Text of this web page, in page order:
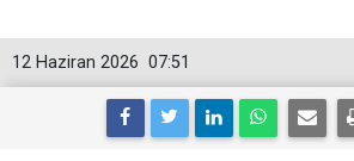
07:51
12 Haziran 2026